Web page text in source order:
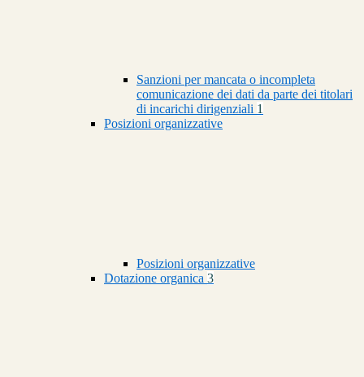
Sanzioni per mancata o incompleta
comunicazione dei dati da parte dei titolari
di incarichi dirigenziali 1
Posizioni organizzative
Posizioni organizzative
Dotazione organica 3